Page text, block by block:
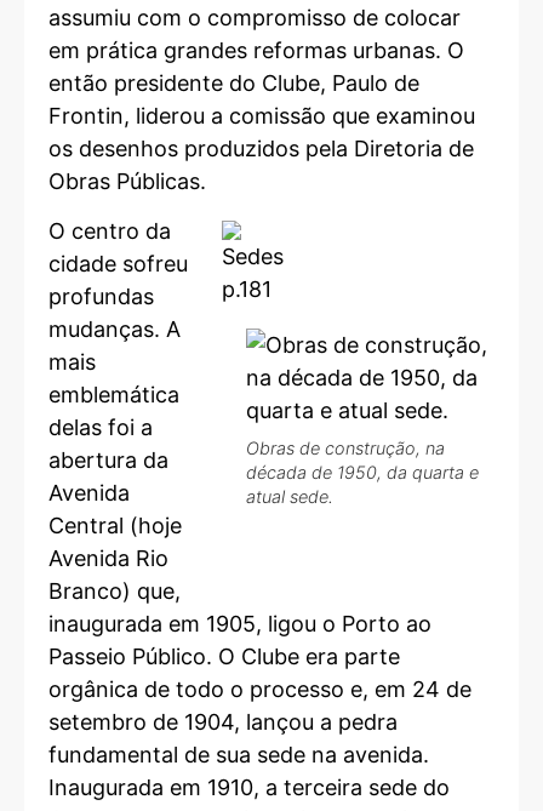
assumiu com o compromisso de colocar
em prática grandes reformas urbanas. O
então presidente do Clube, Paulo de
Frontin, liderou a comissão que examinou
os desenhos produzidos pela Diretoria de
Obras Públicas.
Obras de construção, na
década de 1950, da quarta e
atual sede.
O centro da
cidade sofreu
profundas
mudanças. A
mais
emblemática
delas foi a
abertura da
Avenida
Central (hoje
Avenida Rio
Branco) que,
inaugurada em 1905, ligou o Porto ao
Passeio Público. O Clube era parte
orgânica de todo o processo e, em 24 de
setembro de 1904, lançou a pedra
fundamental de sua sede na avenida.
Inaugurada em 1910, a terceira sede do